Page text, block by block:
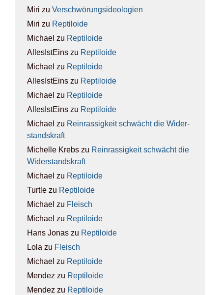
Miri zu Ver­schwö­rungs­ideo­lo­gien
Miri zu Rep­ti­lo­ide
Michael zu Rep­ti­lo­ide
AllesIstEins zu Rep­ti­lo­ide
Michael zu Rep­ti­lo­ide
AllesIstEins zu Rep­ti­lo­ide
Michael zu Rep­ti­lo­ide
AllesIstEins zu Rep­ti­lo­ide
Michael zu Rein­ras­sig­keit schwächt die Wider­
stands­kraft
Michelle Krebs zu Rein­ras­sig­keit schwächt die
Wider­stands­kraft
Michael zu Rep­ti­lo­ide
Turtle zu Rep­ti­lo­ide
Michael zu Fleisch
Michael zu Rep­ti­lo­ide
Hans Jonas zu Rep­ti­lo­ide
Lola zu Fleisch
Michael zu Rep­ti­lo­ide
Mendez zu Rep­ti­lo­ide
Mendez zu Rep­ti­lo­ide